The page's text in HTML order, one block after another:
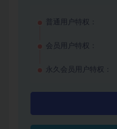
普通用户特权：
会员用户特权：
永久会员用户特权：